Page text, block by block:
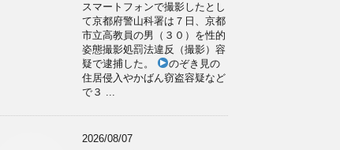
スマートフォンで撮影したとし
て京都府警山科署は７日、京都
市立高教員の男（３０）を性的
姿態撮影処罰法違反（撮影）容
疑で逮捕した。
のぞき見の
住居侵入やかばん窃盗容疑など
で３ ...
2026/08/07